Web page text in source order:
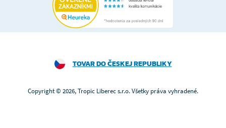
TOVAR DO ČESKEJ REPUBLIKY
Copyright © 2026, Tropic Liberec s.r.o. Všetky práva vyhradené.